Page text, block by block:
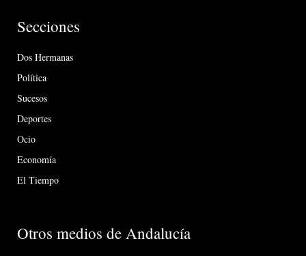
Secciones
Dos Hermanas
Política
Sucesos
Deportes
Ocio
Economía
El Tiempo
Otros medios de Andalucía